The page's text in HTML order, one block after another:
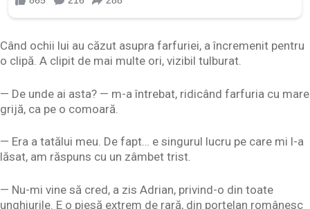
Când ochii lui au căzut asupra farfuriei, a încremenit pentru
o clipă. A clipit de mai multe ori, vizibil tulburat.
— De unde ai asta? — m-a întrebat, ridicând farfuria cu mare
grijă, ca pe o comoară.
— Era a tatălui meu. De fapt… e singurul lucru pe care mi l-a
lăsat, am răspuns cu un zâmbet trist.
— Nu-mi vine să cred, a zis Adrian, privind-o din toate
unghiurile. E o piesă extrem de rară, din porțelan românesc